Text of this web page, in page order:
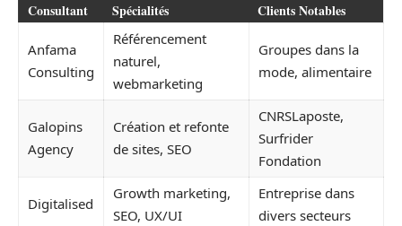
Consultant Spécialités Clients Notables
Anfama
Consulting
Référencement
naturel,
webmarketing
Groupes dans la
mode, alimentaire
Galopins
Agency
Création et refonte
de sites, SEO
CNRSLaposte,
Surfrider
Fondation
Digitalised
Growth marketing,
SEO, UX/UI
Entreprise dans
divers secteurs